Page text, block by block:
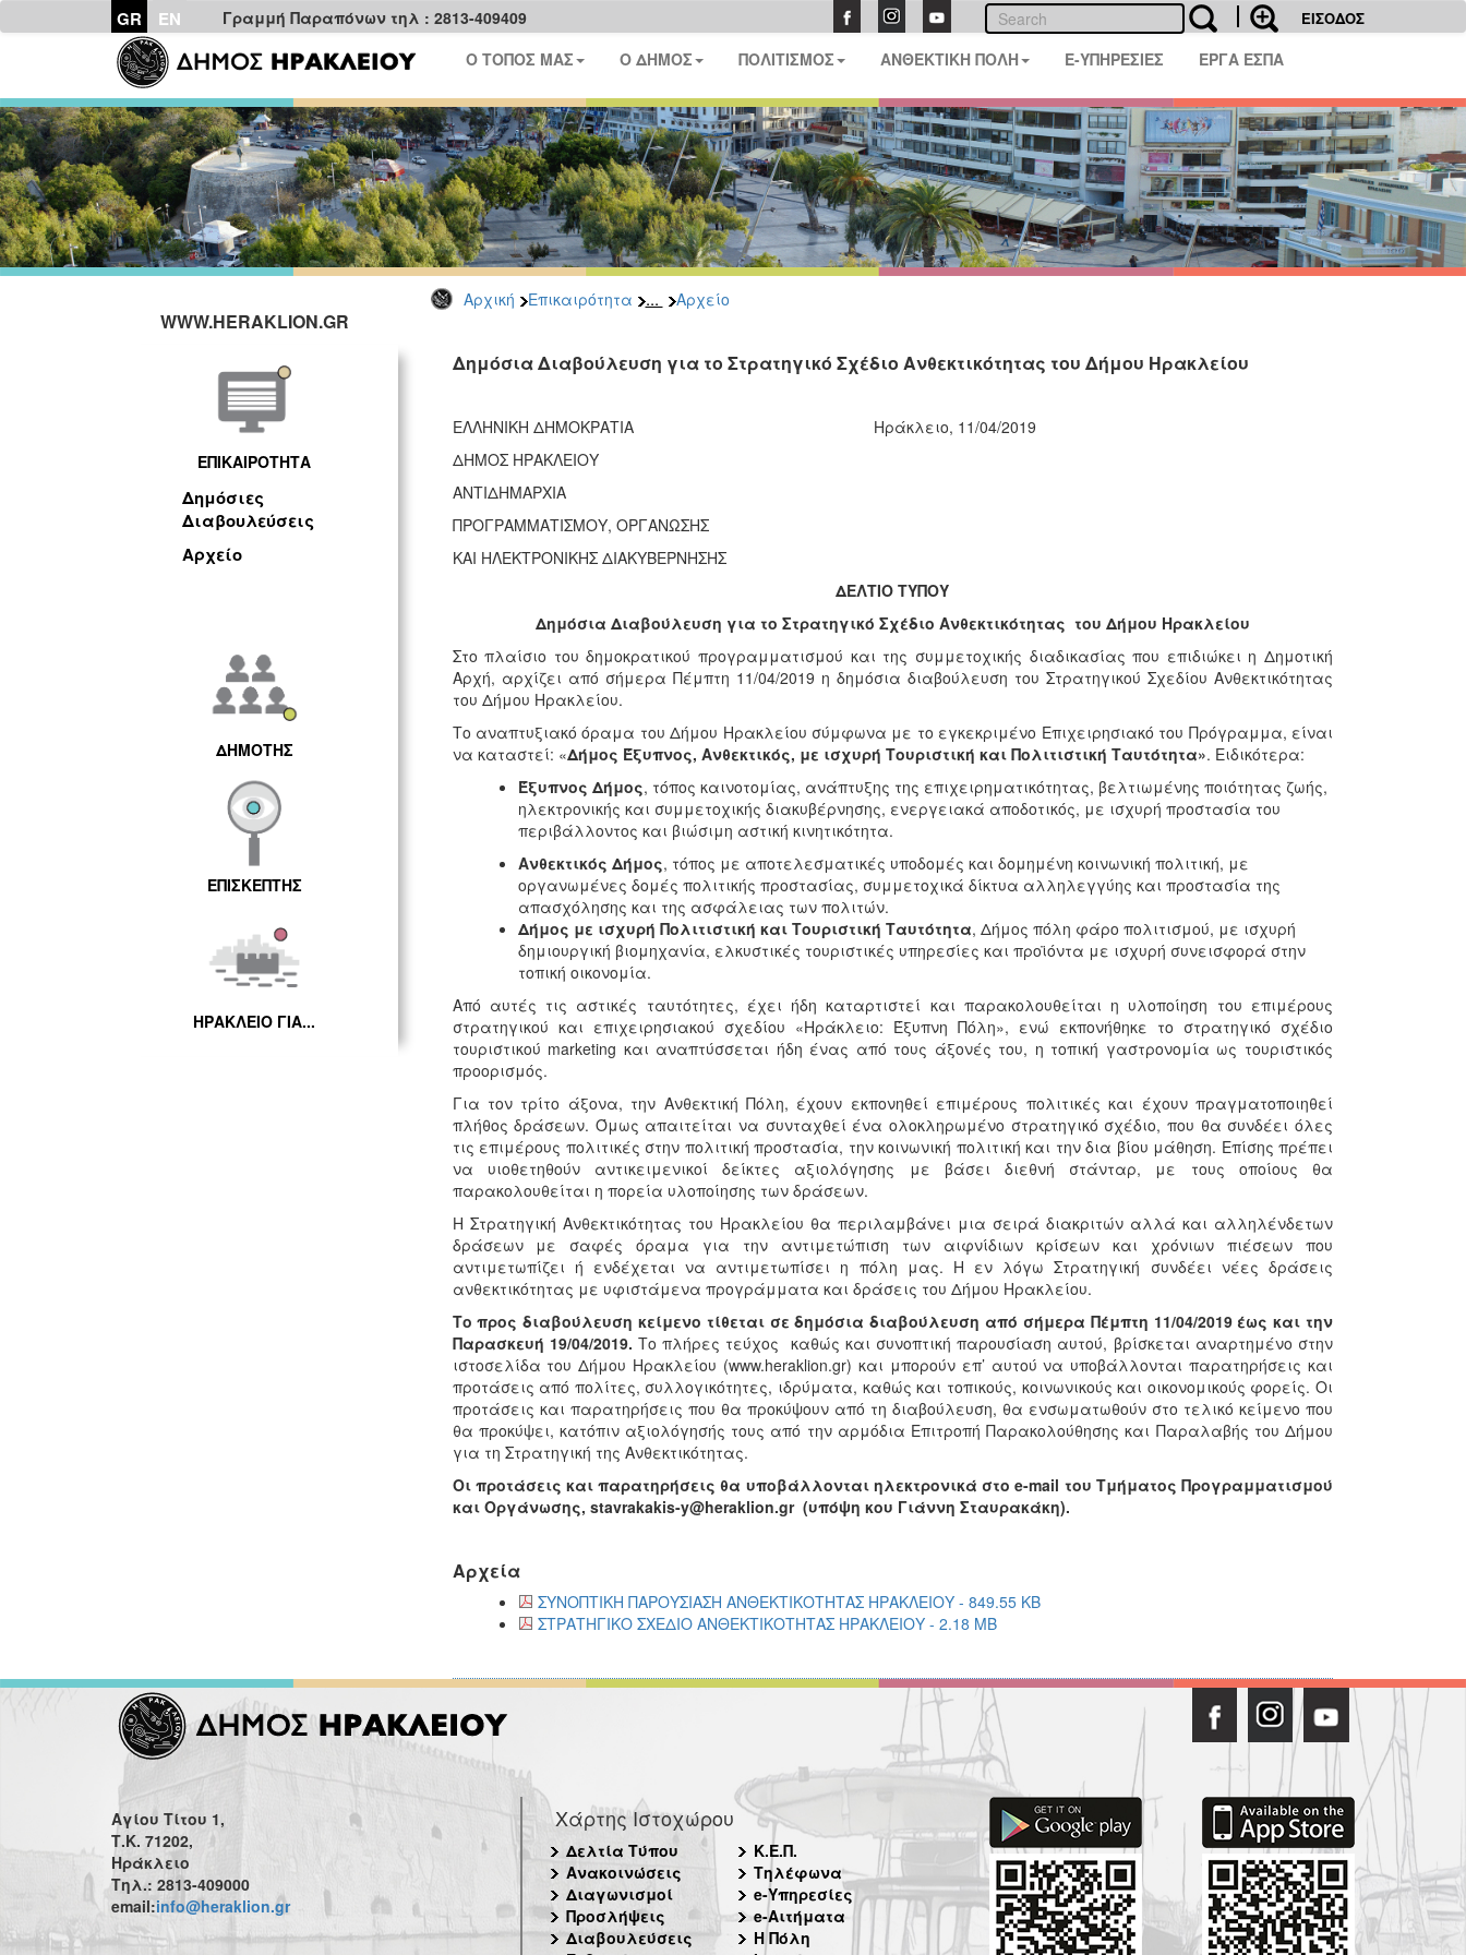
GR EN Γραμμή Παραπόνων τηλ : 2813-409409 ΕΙΣΟΔΟΣ
Ο ΤΟΠΟΣ ΜΑΣ Ο ΔΗΜΟΣ ΠΟΛΙΤΙΣΜΟΣ ΑΝΘΕΚΤΙΚΗ ΠΟΛΗ E-ΥΠΗΡΕΣΙΕΣ ΕΡΓΑ ΕΣΠΑ
Αρχική Επικαιρότητα ... Αρχείο
WWW.HERAKLION.GR
ΕΠΙΚΑΙΡΟΤΗΤΑ
Δημόσιες
Διαβουλεύσεις
Αρχείο
ΔΗΜΟΤΗΣ
ΕΠΙΣΚΕΠΤΗΣ
ΗΡΑΚΛΕΙΟ ΓΙΑ...
Δημόσια Διαβούλευση για το Στρατηγικό Σχέδιο Ανθεκτικότητας του Δήμου Ηρακλείου
ΕΛΛΗΝΙΚΗ ΔΗΜΟΚΡΑΤΙΑ Ηράκλειο, 11/04/2019
ΔΗΜΟΣ ΗΡΑΚΛΕΙΟΥ
ΑΝΤΙΔΗΜΑΡΧΙΑ
ΠΡΟΓΡΑΜΜΑΤΙΣΜΟΥ, ΟΡΓΑΝΩΣΗΣ
ΚΑΙ ΗΛΕΚΤΡΟΝΙΚΗΣ ΔΙΑΚΥΒΕΡΝΗΣΗΣ
ΔΕΛΤΙΟ ΤΥΠΟΥ
Δημόσια Διαβούλευση για το Στρατηγικό Σχέδιο Ανθεκτικότητας του Δήμου Ηρακλείου
Στο πλαίσιο του δημοκρατικού προγραμματισμού και της συμμετοχικής διαδικασίας που επιδιώκει η Δημοτική
Αρχή, αρχίζει από σήμερα Πέμπτη 11/04/2019 η δημόσια διαβούλευση του Στρατηγικού Σχεδίου Ανθεκτικότητας
του Δήμου Ηρακλείου.
Το αναπτυξιακό όραμα του Δήμου Ηρακλείου σύμφωνα με το εγκεκριμένο Επιχειρησιακό του Πρόγραμμα, είναι
να καταστεί: «Δήμος Έξυπνος, Ανθεκτικός, με ισχυρή Τουριστική και Πολιτιστική Ταυτότητα». Ειδικότερα:
Έξυπνος Δήμος, τόπος καινοτομίας, ανάπτυξης της επιχειρηματικότητας, βελτιωμένης ποιότητας ζωής,
ηλεκτρονικής και συμμετοχικής διακυβέρνησης, ενεργειακά αποδοτικός, με ισχυρή προστασία του
περιβάλλοντος και βιώσιμη αστική κινητικότητα.
Ανθεκτικός Δήμος, τόπος με αποτελεσματικές υποδομές και δομημένη κοινωνική πολιτική, με
οργανωμένες δομές πολιτικής προστασίας, συμμετοχικά δίκτυα αλληλεγγύης και προστασία της
απασχόλησης και της ασφάλειας των πολιτών.
Δήμος με ισχυρή Πολιτιστική και Τουριστική Ταυτότητα, Δήμος πόλη φάρο πολιτισμού, με ισχυρή
δημιουργική βιομηχανία, ελκυστικές τουριστικές υπηρεσίες και προϊόντα με ισχυρή συνεισφορά στην
τοπική οικονομία.
Από αυτές τις αστικές ταυτότητες, έχει ήδη καταρτιστεί και παρακολουθείται η υλοποίηση του επιμέρους
στρατηγικού και επιχειρησιακού σχεδίου «Ηράκλειο: Έξυπνη Πόλη», ενώ εκπονήθηκε το στρατηγικό σχέδιο
τουριστικού marketing και αναπτύσσεται ήδη ένας από τους άξονές του, η τοπική γαστρονομία ως τουριστικός
προορισμός.
Για τον τρίτο άξονα, την Ανθεκτική Πόλη, έχουν εκπονηθεί επιμέρους πολιτικές και έχουν πραγματοποιηθεί
πλήθος δράσεων. Όμως απαιτείται να συνταχθεί ένα ολοκληρωμένο στρατηγικό σχέδιο, που θα συνδέει όλες
τις επιμέρους πολιτικές στην πολιτική προστασία, την κοινωνική πολιτική και την δια βίου μάθηση. Επίσης πρέπει
να υιοθετηθούν αντικειμενικοί δείκτες αξιολόγησης με βάσει διεθνή στάνταρ, με τους οποίους θα
παρακολουθείται η πορεία υλοποίησης των δράσεων.
Η Στρατηγική Ανθεκτικότητας του Ηρακλείου θα περιλαμβάνει μια σειρά διακριτών αλλά και αλληλένδετων
δράσεων με σαφές όραμα για την αντιμετώπιση των αιφνίδιων κρίσεων και χρόνιων πιέσεων που
αντιμετωπίζει ή ενδέχεται να αντιμετωπίσει η πόλη μας. Η εν λόγω Στρατηγική συνδέει νέες δράσεις
ανθεκτικότητας με υφιστάμενα προγράμματα και δράσεις του Δήμου Ηρακλείου.
Το προς διαβούλευση κείμενο τίθεται σε δημόσια διαβούλευση από σήμερα Πέμπτη 11/04/2019 έως και την
Παρασκευή 19/04/2019. Το πλήρες τεύχος καθώς και συνοπτική παρουσίαση αυτού, βρίσκεται αναρτημένο στην
ιστοσελίδα του Δήμου Ηρακλείου (www.heraklion.gr) και μπορούν επ’ αυτού να υποβάλλονται παρατηρήσεις και
προτάσεις από πολίτες, συλλογικότητες, ιδρύματα, καθώς και τοπικούς, κοινωνικούς και οικονομικούς φορείς. Οι
προτάσεις και παρατηρήσεις που θα προκύψουν από τη διαβούλευση, θα ενσωματωθούν στο τελικό κείμενο που
θα προκύψει, κατόπιν αξιολόγησής τους από την αρμόδια Επιτροπή Παρακολούθησης και Παραλαβής του Δήμου
για τη Στρατηγική της Ανθεκτικότητας.
Οι προτάσεις και παρατηρήσεις θα υποβάλλονται ηλεκτρονικά στο e-mail του Τμήματος Προγραμματισμού
και Οργάνωσης, stavrakakis-y@heraklion.gr (υπόψη κου Γιάννη Σταυρακάκη).
Αρχεία
ΣΥΝΟΠΤΙΚΗ ΠΑΡΟΥΣΙΑΣΗ ΑΝΘΕΚΤΙΚΟΤΗΤΑΣ ΗΡΑΚΛΕΙΟΥ - 849.55 KB
ΣΤΡΑΤΗΓΙΚΟ ΣΧΕΔΙΟ ΑΝΘΕΚΤΙΚΟΤΗΤΑΣ ΗΡΑΚΛΕΙΟΥ - 2.18 MB
Αγίου Τίτου 1,
Τ.Κ. 71202,
Ηράκλειο
Τηλ.: 2813-409000
email:info@heraklion.gr
Χάρτης Ιστοχώρου
Δελτία Τύπου
Ανακοινώσεις
Διαγωνισμοί
Προσλήψεις
Διαβουλεύσεις
Κ.Ε.Π.
Τηλέφωνα
e-Υπηρεσίες
e-Αιτήματα
Η Πόλη